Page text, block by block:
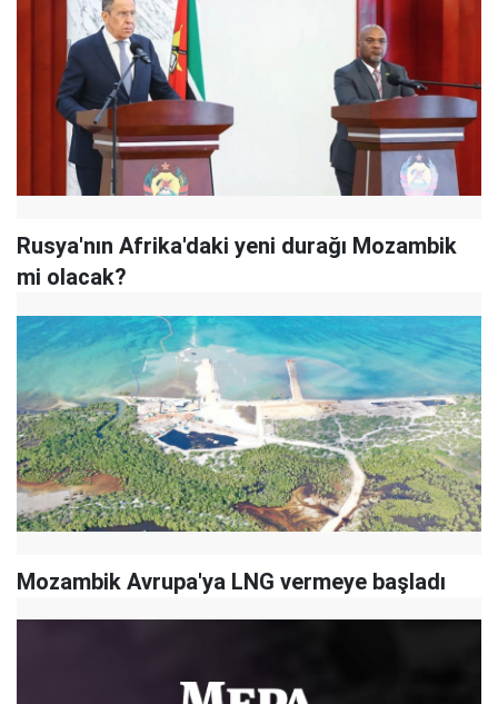
Rusya'nın Afrika'daki yeni durağı Mozambik
mi olacak?
Mozambik Avrupa'ya LNG vermeye başladı